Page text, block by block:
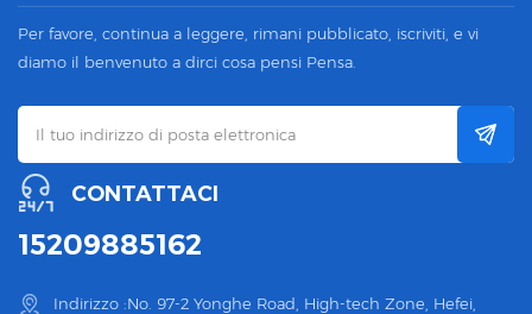
Per favore, continua a leggere, rimani pubblicato, iscriviti, e vi
diamo il benvenuto a dirci cosa pensi Pensa.
CONTATTACI
15209885162
Indirizzo :No. 97-2 Yonghe Road, High-tech Zone, Hefei,